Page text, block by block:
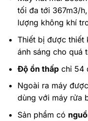
tối đa tới 367m3/
lượng không khí
Thiết bị được thiết
ánh sáng cho quá
Độ ồn thấpchỉ 54
Ngoài ra máy
dùng với máy rửa
Sản phẩm có